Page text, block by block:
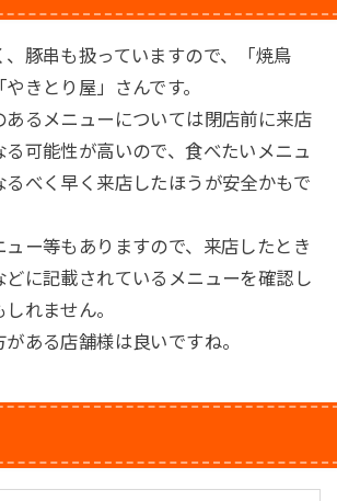
、豚串も扱っていますので、「焼鳥
きとり屋」さんです。
あるメニューについては閉店前に来店
る可能性が高いので、食べたいメニュ
るべく早く来店したほうが安全かもで
ュー等もありますので、来店したとき
どに記載されているメニューを確認し
れません。
ある店舗様は良いですね。